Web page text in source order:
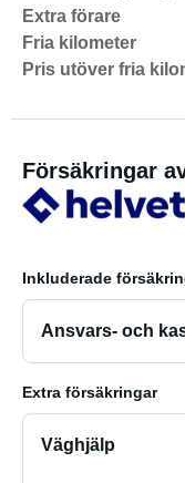
Extra förare
Fria kilometer
Pris utöver fria
Försäkringar
Inkluderade
Ansvars- och
Extra försäkringar
Väghjälp